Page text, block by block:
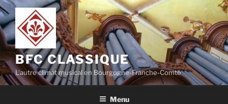
Aller
au
contenu
principal
BFC CLASSIQUE
L'autre climat musical en Bourgogne-Franche-Comté
Menu